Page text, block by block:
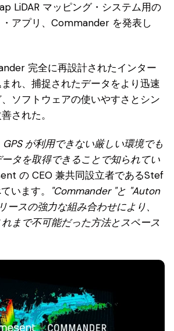
LiDAR マッピング・システム用の
アプリ、Commander を発表し
完全に再設計されたインター
れ、捕捉されたデータをより迅速
ソフトウェアの使いやすさとシン
された。
GPS が利用できない厳しい環境でも
タを取得できることで知られてい
の CEO 兼共同設立者であるStef
います。
"Commander "と "Auton
ースの強力な組み合わせにより、
まで不可能だった方法とスペース